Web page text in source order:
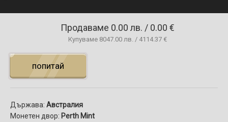
Продаваме 0.00 лв. / 0.00 €
Купуваме 8047.00 лв. / 4114.37 €
попитай
Държава: Австралия
Монетен двор: Perth Mint